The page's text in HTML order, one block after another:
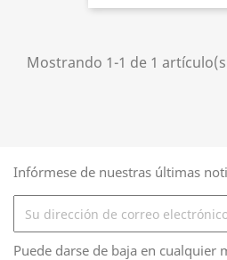
Mostrando 1-1 de 1
Infórmese de nuestras últimas
Puede darse de baja en cualquier